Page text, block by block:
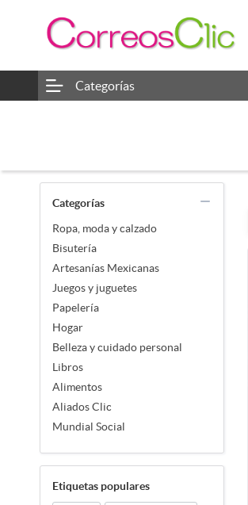
Categorías
Categorías
Ropa, moda y calzado
Bisutería
Artesanías Mexicanas
Juegos y juguetes
Papelería
Hogar
Belleza y cuidado personal
Libros
Alimentos
Aliados Clic
Mundial Social
Etiquetas populares